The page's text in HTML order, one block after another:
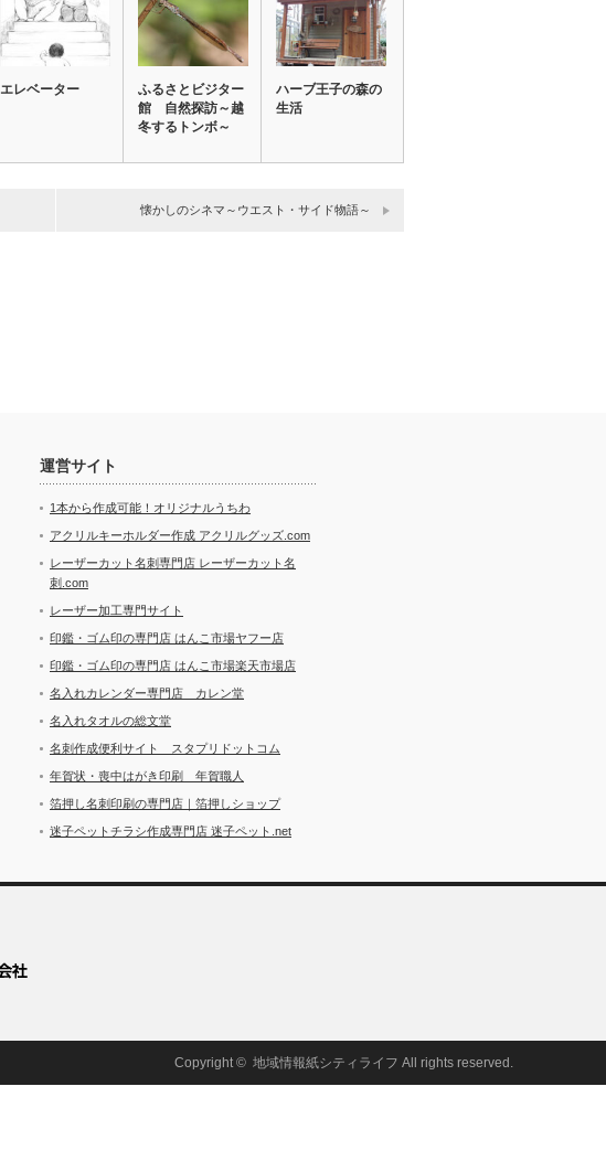
エレベーター
ふるさとビジター
館 自然探訪～越
冬するトンボ～
ハーブ王子の森の
生活
懐かしのシネマ～ウエスト・サイド物語～
運営サイト
1本から作成可能！オリジナルうちわ
アクリルキーホルダー作成 アクリルグッズ.com
レーザーカット名刺専門店 レーザーカット名
刺.com
レーザー加工専門サイト
印鑑・ゴム印の専門店 はんこ市場ヤフー店
印鑑・ゴム印の専門店 はんこ市場楽天市場店
名入れカレンダー専門店 カレン堂
名入れタオルの総文堂
名刺作成便利サイト スタプリドットコム
年賀状・喪中はがき印刷 年賀職人
箔押し名刺印刷の専門店｜箔押しショップ
迷子ペットチラシ作成専門店 迷子ペット.net
Copyright © 地域情報紙シティライフ All rights reserved.